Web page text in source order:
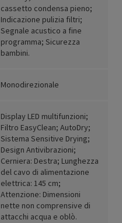
cassetto condensa pieno;
Indicazione pulizia filtri;
Segnale acustico a fine
programma; Sicurezza
bambini.
Monodirezionale
Display LED multifunzioni;
Filtro EasyClean; AutoDry;
Sistema Sensitive Drying;
Design Antivibrazioni;
Cerniera: Destra; Lunghezza
del cavo di alimentazione
elettrica: 145 cm;
Attenzione: Dimensioni
nette non comprensive di
attacchi acqua e oblò.